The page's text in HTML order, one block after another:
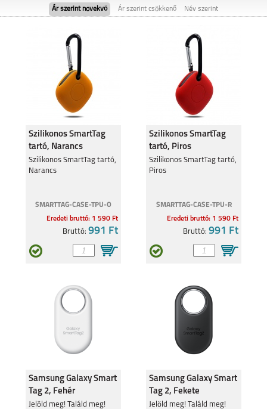
HONOR 600 LITE MAGIC 8 PRO
MAGIC 8 LITE 5G HONOR 400 PRO
HONOR 400 LITE
Ár szerint növekvő Ár szerint csökkenő Név szerint
Szilikonos SmartTag
tartó, Narancs
Szilikonos SmartTag tartó,
Narancs
SMARTTAG-CASE-TPU-O
Eredeti bruttó: 1 590 Ft
Bruttó: 991 Ft
Szilikonos SmartTag
tartó, Piros
Szilikonos SmartTag tartó,
Piros
SMARTTAG-CASE-TPU-R
Eredeti bruttó: 1 590 Ft
Bruttó:991 Ft
Samsung Galaxy Smart
Tag 2, Fehér
Jelöld meg! Találd meg!
Samsung Galaxy Smart
Tag 2, Fekete
Jelöld meg! Találd meg!